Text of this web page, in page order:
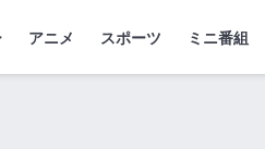
アニメ スポーツ ミニ番組